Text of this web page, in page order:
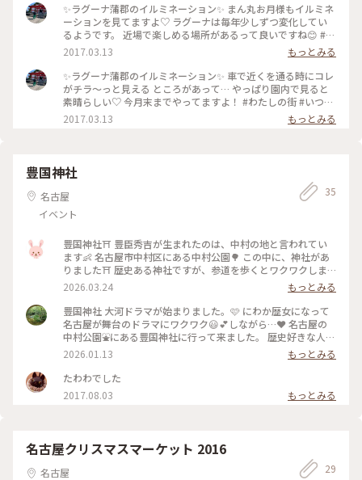
✨ラグーナ蒲郡のイルミネーション✨ まん丸お月様もイルミネ
ーションを見てますよ♡ ラグーナは毎年少しずつ変化してい
るようです。 近場で楽しめる場所があるって良いですね😊 #わ
たしの街 #いつかまた #イルミネーション #ラグーナ蒲郡 #春
の気配
2017.03.13
もっとみる
✨ラグーナ蒲郡のイルミネーション✨ 車で近くを通る時にコレ
がチラ〜っと見える ところがあって… やっぱり園内で見ると
素晴らしい♡ 今月末までやってますよ！ #わたしの街 #いつか
2017.03.13 もっとみる
豊国神社
名古屋
イベント
35
豊国神社⛩️ 豊臣秀吉が生まれたのは、中村の地と言われてい
ます👶 名古屋市中村区にある中村公園🌳 この中に、神社があ
りました⛩️ 歴史ある神社ですが、参道を歩くとワクワクしま
す💕 ここで小一郎も生まれたのか〜なんて、思いながら、境内
を見てまわりました✨ 御朱印は、透かしタイプを選びました‼️
少し文字が薄くて、見づらいかも😆 淡いピンクの和紙で、と
ても綺麗です🩷 秀吉、秀長、加藤清正のマンホールがありま
した💕 最後の写真は、中村公園にある銅像です✨ 真ん中で立
っているのが、秀吉 兄者を見あげるように座っているのが、
小一郎です😊 その他三人は、誰でしょう😂 この銅像のところ
に、大河ドラマ館があります😊 #ちいさな列車旅 #豊国神社 #
中村公園 #大河ドラマ館 #御朱印 #マンホール #豊臣秀吉 #秀長
#加藤清正 #名古屋市中村区 #愛知
2026.03.24
もっとみる
豊国神社 大河ドラマが始まりました。🩷 にわか歴女になって
名古屋が舞台のドラマにワクワク😃💕しながら…❤️ 名古屋の
中村公園⛲にある豊国神社に行って来ました。 歴史好きな人達
で賑わっています(笑) 尾張で生まれた織田信長、中村で生まれ
た秀吉と清正、その他に前田利家や福島正則なども尾張の戦国
武将として有名です☺️ 豊臣秀吉と加藤清正をまつる豊国神社
は明治18年に創建されました。 #名古屋 #開運旅 #ことりっぷ
と一緒 #大河ドラマ #愛知県 #豊国神社 瓢箪から水が出てきて
2026.01.13
もっとみる
たわわでした
2017.08.03
もっとみる
名古屋クリスマスマーケット 2016
名古屋
29